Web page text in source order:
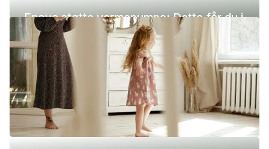
Enova støtte varmepumpe: Dette får du i
2026